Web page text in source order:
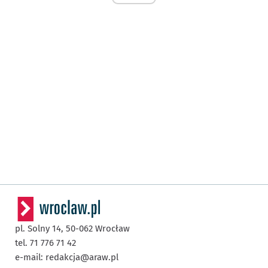
pl. Solny 14, 50-062 Wrocław
tel. 71 776 71 42
e-mail: redakcja@araw.pl